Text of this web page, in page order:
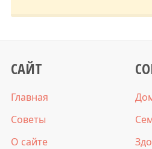
САЙТ
Главная
Советы
О сайте